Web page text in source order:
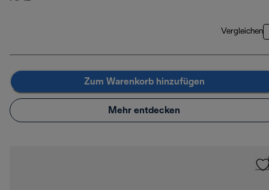
Vergleichen
Zum Warenkorb hinzufügen
Mehr entdecken